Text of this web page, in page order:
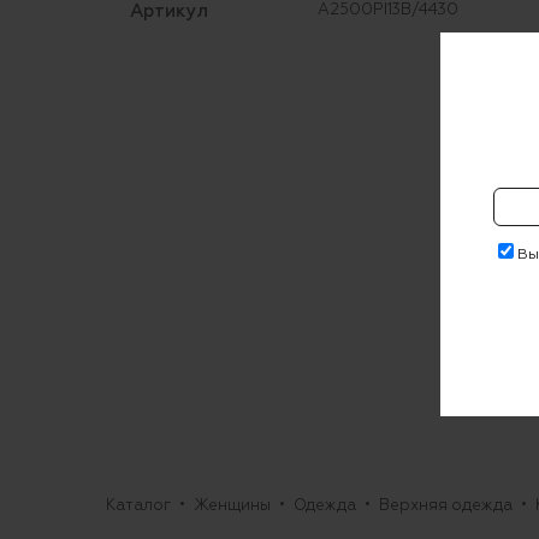
Артикул A2500PI13B/4430
Каталог Женщины Одежда Верхняя одежда